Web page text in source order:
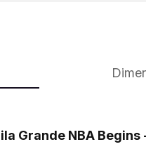
Grande NBA Begins